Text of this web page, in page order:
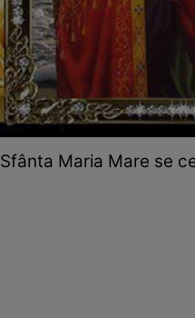
Sfânta Maria Mare se